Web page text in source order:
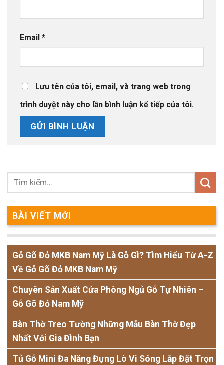
Email *
Lưu tên của tôi, email, và trang web trong
trình duyệt này cho lần bình luận kế tiếp của tôi.
BÀI VIẾT MỚI
Gỗ Gõ Đỏ MKB Nam Mỹ Là Gỗ Gì? Tìm Hiểu Từ A-Z
Về Gỗ Gõ Đỏ MKB Nam Mỹ
Chuyên Sản Xuất Cửa Phòng Ngủ Gỗ Tự Nhiên –
Gỗ Gõ Đỏ Nam Mỹ
Bàn Thờ Treo Tường Những Mẫu Bàn Thờ Đẹp
Nhất Với Gia Đình Bạn
Tủ Gỗ Mini Đa Năng Đựng Lò Vi Sóng Lắp Đặt Trọn